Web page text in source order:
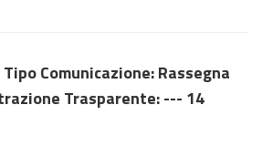
Tipo Comunicazione: Rassegna
Trasparente: --- 14